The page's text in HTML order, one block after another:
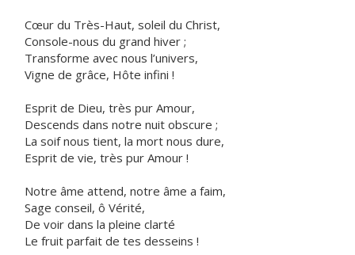
Cœur du Très-Haut, soleil du Christ,
Console-nous du grand hiver ;
Transforme avec nous l’univers,
Vigne de grâce, Hôte infini !
Esprit de Dieu, très pur Amour,
Descends dans notre nuit obscure ;
La soif nous tient, la mort nous dure,
Esprit de vie, très pur Amour !
Notre âme attend, notre âme a faim,
Sage conseil, ô Vérité,
De voir dans la pleine clarté
Le fruit parfait de tes desseins !